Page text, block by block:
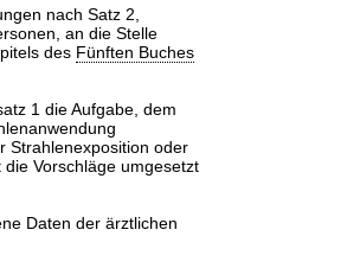
nach Satz 2,
an die Stelle
des Fünften Buches
1 die Aufgabe, dem
Strahlenexposition oder
Vorschläge umgesetzt
Daten der ärztlichen